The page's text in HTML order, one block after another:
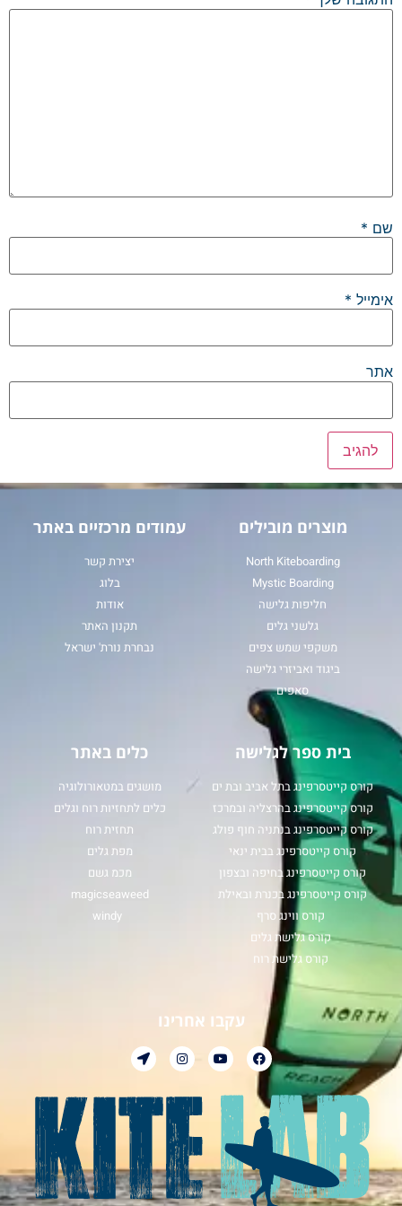
שם *
אימייל *
אתר
מוצרים מובילים
North Kiteboarding
Mystic Boarding
חליפות גלישה
גלשני גלים
משקפי שמש צפים
ביגוד ואביזרי גלישה
סאפים
עמודים מרכזיים באתר
יצירת קשר
בלוג
אודות
תקנון האתר
נבחרת נורת' ישראל
בית ספר לגלישה
קורס קייטסרפינג בתל אביב ובת ים
קורס קייטסרפינג בהרצליה ובמרכז
קורס קייטסרפינג בנתניה חוף פולג
קורס קייטסרפינג בבית ינאי
קורס קייטסרפינג בחיפה ובצפון
קורס קייטסרפינג בכנרת ובאילת
קורס ווינג סרף
קורס גלישת גלים
קורס גלישת רוח
כלים באתר
מושגים במטאורולוגיה
כלים לתחזיות רוח וגלים
תחזית רוח
מפת גלים
מכמ גשם
magicseaweed
windy
עקבו אחרינו